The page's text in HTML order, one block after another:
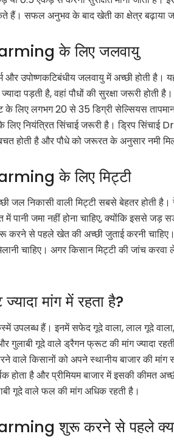
सफल अनुभव के बाद खेती का क्षेत्र बढ़ाया
के लिए जलवायु
उपोष्णकटिबंधीय जलवायु में अच्छी होती है।
ज्यादा पड़ती है, वहां पौधों की सुरक्षा जरूरी
लिए लगभग 20 से 35 डिग्री सेल्सियस तापमान
लिए नियंत्रित सिंचाई जरूरी है। ड्रिप
होती है और पौधे को जरूरत के अनुसार नमी
के लिए मिट्टी
निकासी वाली मिट्टी सबसे बेहतर होती है।
में पानी जमा नहीं होना चाहिए, क्योंकि इससे
से पहले खेत की अच्छी जुताई करनी चाहिए।
चाहिए। अगर किसान मिट्टी की जांच
मांग में रहता है?
उपलब्ध हैं। इनमें सफेद गूदे वाला, लाल गूदे
गूदे वाले ड्रैगन फ्रूट की मांग ज्यादा
किसानों को अपने स्थानीय बाजार की मांग
है और प्रीमियम बाजार में इसकी कीमत
गूदे वाले फल की मांग अधिक रहती है।
शुरू करने से पहले क्या